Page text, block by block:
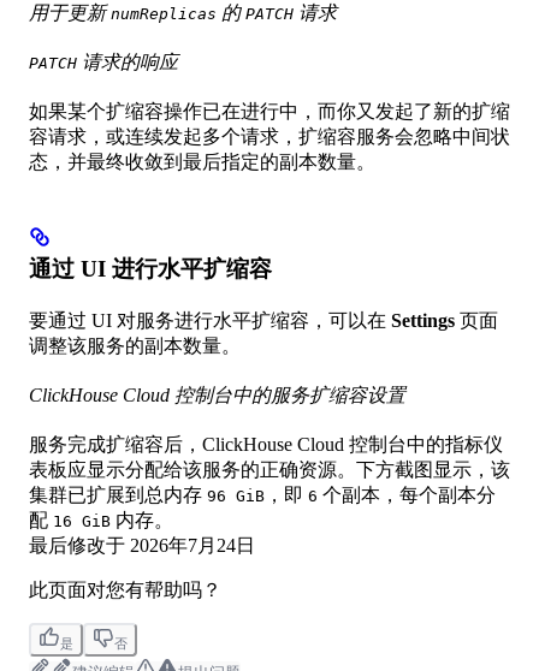
用于更新numReplicas 的 PATCH 请求
PATCH 请求的响应
如果某个扩缩容操作已在进行中，而你又发起了新的扩缩
容请求，或连续发起多个请求，扩缩容服务会忽略中间状
态，并最终收敛到最后指定的副本数量。
通过 UI 进行水平扩缩容
要通过 UI 对服务进行水平扩缩容，可以在 Settings 页面
调整该服务的副本数量。
ClickHouse Cloud 控制台中的服务扩缩容设置
服务完成扩缩容后，ClickHouse Cloud 控制台中的指标仪
表板应显示分配给该服务的正确资源。下方截图显示，该
集群已扩展到总内存 96 GiB ，即 6 个副本，每个副本分
配 16 GiB 内存。
最后修改于 2026年7月24日
此页面对您有帮助吗？
是 否